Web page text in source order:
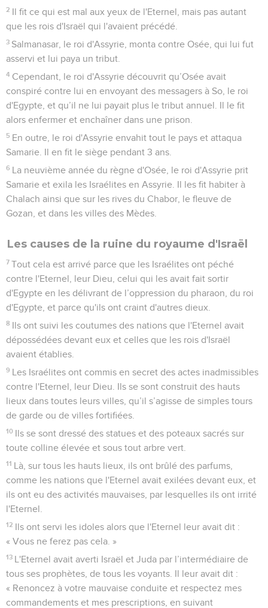
2 Il fit ce qui est mal aux yeux de l'Eternel, mais pas autant
que les rois d'Israël qui l'avaient précédé.
3 Salmanasar, le roi d'Assyrie, monta contre Osée, qui lui fut
asservi et lui paya un tribut.
4 Cependant, le roi d'Assyrie découvrit qu’Osée avait
conspiré contre lui en envoyant des messagers à So, le roi
d'Egypte, et qu’il ne lui payait plus le tribut annuel. Il le fit
alors enfermer et enchaîner dans une prison.
5 En outre, le roi d'Assyrie envahit tout le pays et attaqua
Samarie. Il en fit le siège pendant 3 ans.
6 La neuvième année du règne d'Osée, le roi d'Assyrie prit
Samarie et exila les Israélites en Assyrie. Il les fit habiter à
Chalach ainsi que sur les rives du Chabor, le fleuve de
Gozan, et dans les villes des Mèdes.
Les causes de la ruine du royaume d'Israël
7 Tout cela est arrivé parce que les Israélites ont péché
contre l'Eternel, leur Dieu, celui qui les avait fait sortir
d'Egypte en les délivrant de l’oppression du pharaon, du roi
d'Egypte, et parce qu'ils ont craint d'autres dieux.
8 Ils ont suivi les coutumes des nations que l'Eternel avait
dépossédées devant eux et celles que les rois d'Israël
avaient établies.
9 Les Israélites ont commis en secret des actes inadmissibles
contre l'Eternel, leur Dieu. Ils se sont construit des hauts
lieux dans toutes leurs villes, qu’il s’agisse de simples tours
de garde ou de villes fortifiées.
10 Ils se sont dressé des statues et des poteaux sacrés sur
toute colline élevée et sous tout arbre vert.
11 Là, sur tous les hauts lieux, ils ont brûlé des parfums,
comme les nations que l'Eternel avait exilées devant eux, et
ils ont eu des activités mauvaises, par lesquelles ils ont irrité
l'Eternel.
12 Ils ont servi les idoles alors que l'Eternel leur avait dit :
« Vous ne ferez pas cela. »
13 L'Eternel avait averti Israël et Juda par l’intermédiaire de
tous ses prophètes, de tous les voyants. Il leur avait dit :
« Renoncez à votre mauvaise conduite et respectez mes
commandements et mes prescriptions, en suivant